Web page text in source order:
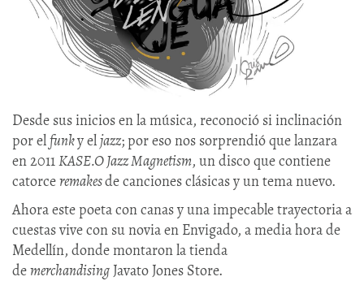
Desde sus inicios en la música, reconoció si inclinación
por elfunky eljazz; por eso nos sorprendió que lanzara
en 2011KASE.O Jazz Magnetism, un disco que contiene
catorceremakesde canciones clásicas y un tema nuevo.
Ahora este poeta con canas y una impecable trayectoria a
cuestas vive con su novia en Envigado, a media hora de
Medellín, donde montaron la tienda
demerchandising Javato Jones Store.